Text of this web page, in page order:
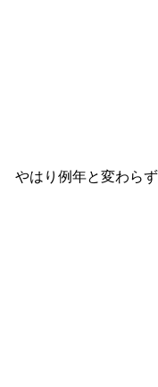
やはり例年と変わらず